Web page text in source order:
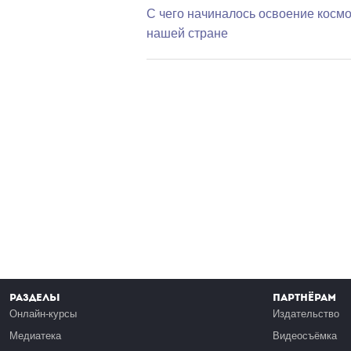
С чего начиналось освоение
нашей стране
Разделы
Онлайн-курсы
Медиатека
Партнёрам
Издательство
Видеосъёмка